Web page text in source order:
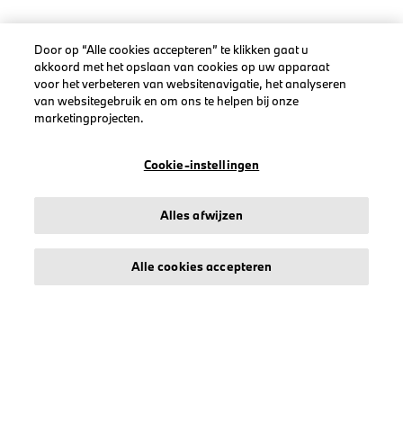
COLLECTIES
Heren
Dames
Petten
Door op “Alle cookies accepteren” te klikken gaat u
akkoord met het opslaan van cookies op uw apparaat
voor het verbeteren van websitenavigatie, het analyseren
van websitegebruik en om ons te helpen bij onze
marketingprojecten.
Cookie-instellingen
Alles afwijzen
Alle cookies accepteren